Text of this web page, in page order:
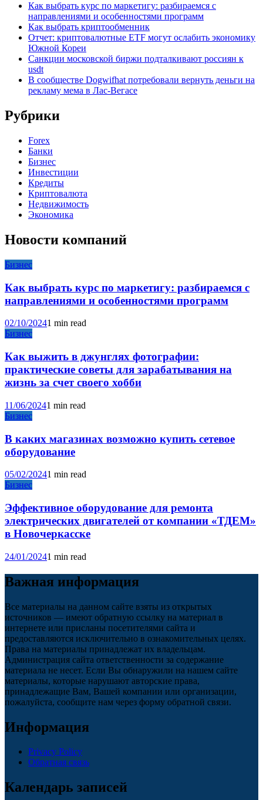
Как выбрать курс по маркетигу: разбираемся с
направлениями и особенностями программ
Как выбрать криптообменник
Отчет: криптовалютные ETF могут ослабить экономику
Южной Кореи
Санкции московской биржи подталкивают россиян к
usdt
В сообществе Dogwifhat потребовали вернуть деньги на
рекламу мема в Лас-Вегасе
Рубрики
Forex
Банки
Бизнес
Инвестиции
Кредиты
Криптовалюта
Недвижимость
Экономика
Новости компаний
Бизнес
Как выбрать курс по маркетигу: разбираемся с
направлениями и особенностями программ
02/10/20241 min read
Бизнес
Как выжить в джунглях фотографии:
практические советы для зарабатывания на
жизнь за счет своего хобби
11/06/20241 min read
Бизнес
В каких магазинах возможно купить сетевое
оборудование
05/02/20241 min read
Бизнес
Эффективное оборудование для ремонта
электрических двигателей от компании «ТДЕМ»
в Новочеркасске
24/01/20241 min read
Важная информация
Все материалы на данном сайте взяты из открытых
источников — имеют обратную ссылку на материал в
интернете или присланы посетителями сайта и
предоставляются исключительно в ознакомительных целях.
Права на материалы принадлежат их владельцам.
Администрация сайта ответственности за содержание
материала не несет. Если Вы обнаружили на нашем сайте
материалы, которые нарушают авторские права,
принадлежащие Вам, Вашей компании или организации,
пожалуйста, сообщите нам через форму обратной связи.
Информация
Privacy Policy
Обратная связь
Календарь записей